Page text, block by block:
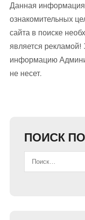
Данная информация
ознакомительных
сайта в поиске
является
информацию
не несет.
ПОИСК